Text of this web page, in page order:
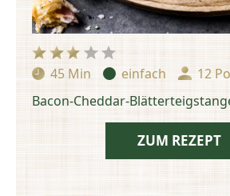
Zubereitungszeit:
45 Min Schwierigkeit:
einfach
12
Bacon-Cheddar-
ZUM REZEPT